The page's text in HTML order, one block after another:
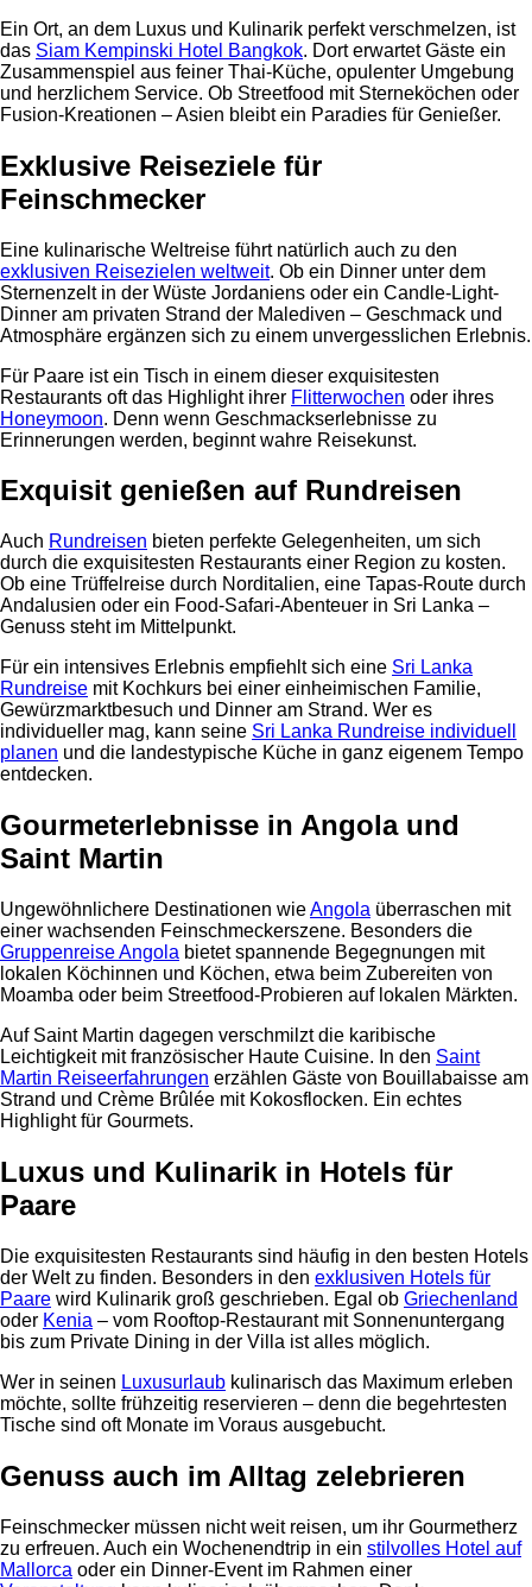
Ein Ort, an dem Luxus und Kulinarik perfekt verschmelzen, ist
das Siam Kempinski Hotel Bangkok. Dort erwartet Gäste ein
Zusammenspiel aus feiner Thai-Küche, opulenter Umgebung
und herzlichem Service. Ob Streetfood mit Sterneköchen oder
Fusion-Kreationen – Asien bleibt ein Paradies für Genießer.
Exklusive Reiseziele für
Feinschmecker
Eine kulinarische Weltreise führt natürlich auch zu den
exklusiven Reisezielen weltweit. Ob ein Dinner unter dem
Sternenzelt in der Wüste Jordaniens oder ein Candle-Light-
Dinner am privaten Strand der Malediven – Geschmack und
Atmosphäre ergänzen sich zu einem unvergesslichen Erlebnis.
Für Paare ist ein Tisch in einem dieser exquisitesten
Restaurants oft das Highlight ihrer Flitterwochen oder ihres
Honeymoon. Denn wenn Geschmackserlebnisse zu
Erinnerungen werden, beginnt wahre Reisekunst.
Exquisit genießen auf Rundreisen
Auch Rundreisen bieten perfekte Gelegenheiten, um sich
durch die exquisitesten Restaurants einer Region zu kosten.
Ob eine Trüffelreise durch Norditalien, eine Tapas-Route durch
Andalusien oder ein Food-Safari-Abenteuer in Sri Lanka –
Genuss steht im Mittelpunkt.
Für ein intensives Erlebnis empfiehlt sich eine Sri Lanka
Rundreise mit Kochkurs bei einer einheimischen Familie,
Gewürzmarktbesuch und Dinner am Strand. Wer es
individueller mag, kann seine Sri Lanka Rundreise individuell
planen und die landestypische Küche in ganz eigenem Tempo
entdecken.
Gourmeterlebnisse in Angola und
Saint Martin
Ungewöhnlichere Destinationen wieAngola überraschen mit
einer wachsenden Feinschmeckerszene. Besonders die
Gruppenreise Angola bietet spannende Begegnungen mit
lokalen Köchinnen und Köchen, etwa beim Zubereiten von
Moamba oder beim Streetfood-Probieren auf lokalen Märkten.
Auf Saint Martin dagegen verschmilzt die karibische
Leichtigkeit mit französischer Haute Cuisine. In den Saint
Martin Reiseerfahrungen erzählen Gäste von Bouillabaisse am
Strand und Crème Brûlée mit Kokosflocken. Ein echtes
Highlight für Gourmets.
Luxus und Kulinarik in Hotels für
Paare
Die exquisitesten Restaurants sind häufig in den besten Hotels
der Welt zu finden. Besonders in den exklusiven Hotels für
Paare wird Kulinarik groß geschrieben. Egal ob Griechenland
oder Kenia – vom Rooftop-Restaurant mit Sonnenuntergang
bis zum Private Dining in der Villa ist alles möglich.
Wer in seinen Luxusurlaub kulinarisch das Maximum erleben
möchte, sollte frühzeitig reservieren – denn die begehrtesten
Tische sind oft Monate im Voraus ausgebucht.
Genuss auch im Alltag zelebrieren
Feinschmecker müssen nicht weit reisen, um ihr Gourmetherz
zu erfreuen. Auch ein Wochenendtrip in ein stilvolles Hotel auf
Mallorca oder ein Dinner-Event im Rahmen einer